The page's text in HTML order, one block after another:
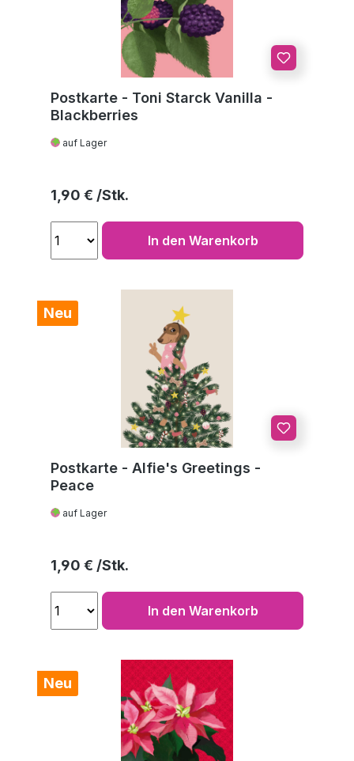
Postkarte - Toni Starck Vanilla -
Blackberries
auf Lager
Regulärer Preis:
1,90 €
In den Warenkorb
Neu
Postkarte - Alfie's Greetings -
Peace
auf Lager
Regulärer Preis:
1,90 €
In den Warenkorb
Neu